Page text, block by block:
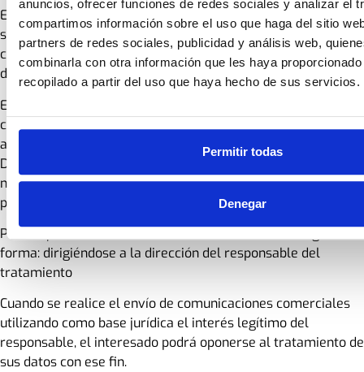
anuncios, ofrecer funciones de redes sociales y analizar el
compartimos información sobre el uso que haga del sitio
partners de redes sociales, publicidad y análisis web,
combinarla con otra información que les haya
recopilado a partir del uso que haya hecho de sus servicios.
Permitir todas
Denegar
En determinadas circunstancias, los interesados podrán
solicitar la limitación del tratamiento de sus datos, en cuyo
caso únicamente los conservaremos para el ejercicio o la
defensa de reclamaciones.
En determinadas circunstancias y por motivos relacionados
con su situación particular, los interesados podrán oponerse
al tratamiento de sus datos. En este caso, ESYDE
DOGESPORT, S.L. dejará de tratar los datos, salvo por
motivos legítimos imperiosos, o el ejercicio o la defensa de
posibles reclamaciones.
Podrá ejercitar materialmente sus derechos de la siguiente
forma: dirigiéndose a la dirección del responsable del
tratamiento
Cuando se realice el envío de comunicaciones comerciales
utilizando como base jurídica el interés legítimo del
responsable, el interesado podrá oponerse al tratamiento de
sus datos con ese fin.